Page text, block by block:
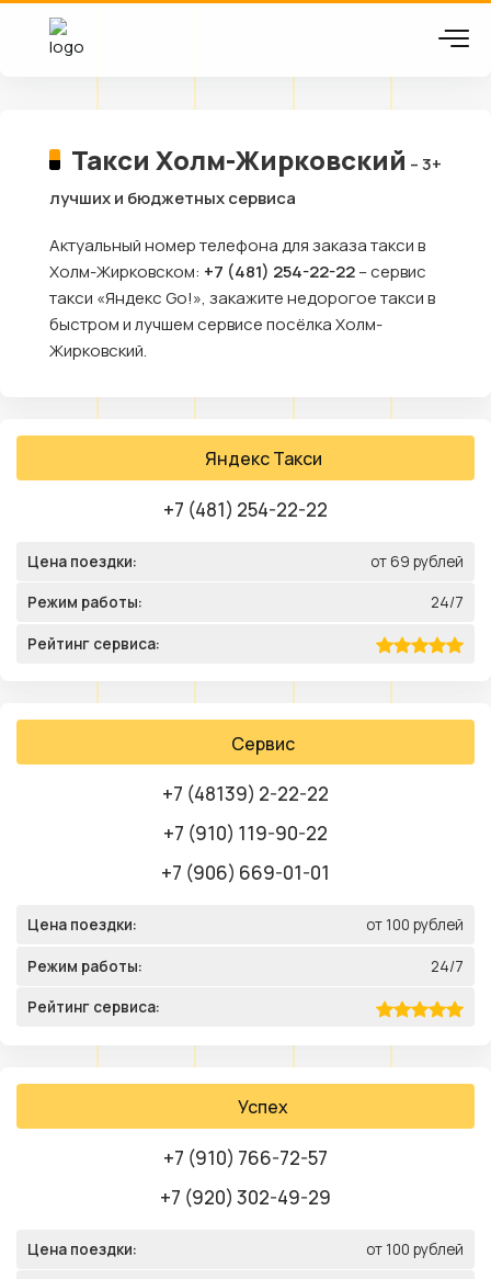
Такси Холм-Жирковский – 3+
лучших и бюджетных сервиса
Актуальный номер телефона для заказа такси в
Холм-Жирковском: +7 (481) 254-22-22– сервис
такси «Яндекс Go!», закажите недорогое такси в
быстром и лучшем сервисе посёлка Холм-
Жирковский.
Яндекс Такси
+7 (481) 254-22-22
Цена поездки: от 69 рублей
Режим работы: 24/7
Рейтинг сервиса:
Сервис
+7 (48139) 2-22-22
+7 (910) 119-90-22
+7 (906) 669-01-01
Цена поездки: от 100 рублей
Режим работы: 24/7
Рейтинг сервиса:
Успех
+7 (910) 766-72-57
+7 (920) 302-49-29
Цена поездки: от 100 рублей